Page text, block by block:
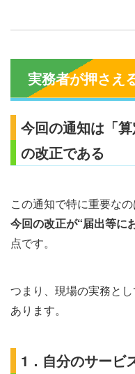
実務者が押さえ
今回の通知は「
の改正である
この通知で特に重要なの
今回の改正が“届出等に
点です。
つまり、現場の実務と
あります。
1．自分のサービ